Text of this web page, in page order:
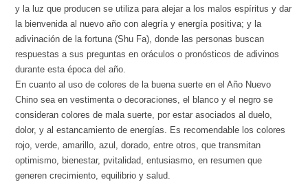
y la luz que producen se utiliza para alejar a los malos espíritus y dar
la bienvenida al nuevo año con alegría y energía positiva; y la
adivinación de la fortuna (Shu Fa), donde las personas buscan
respuestas a sus preguntas en oráculos o pronósticos de adivinos
durante esta época del año.
En cuanto al uso de colores de la buena suerte en el Año Nuevo
Chino sea en vestimenta o decoraciones, el blanco y el negro se
consideran colores de mala suerte, por estar asociados al duelo,
dolor, y al estancamiento de energías. Es recomendable los colores
rojo, verde, amarillo, azul, dorado, entre otros, que transmitan
optimismo, bienestar, pvitalidad, entusiasmo, en resumen que
generen crecimiento, equilibrio y salud.